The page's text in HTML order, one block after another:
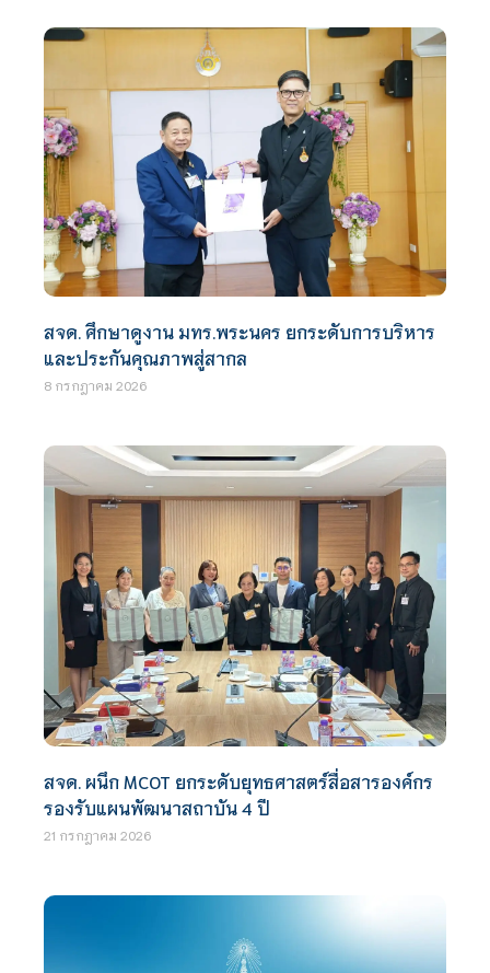
สจด. ศึกษาดูงาน มทร.พระนคร ยกระดับการบริหาร
และประกันคุณภาพสู่สากล
8 กรกฎาคม 2026
สจด. ผนึก MCOT ยกระดับยุทธศาสตร์สื่อสารองค์กร
รองรับแผนพัฒนาสถาบัน 4 ปี
21 กรกฎาคม 2026